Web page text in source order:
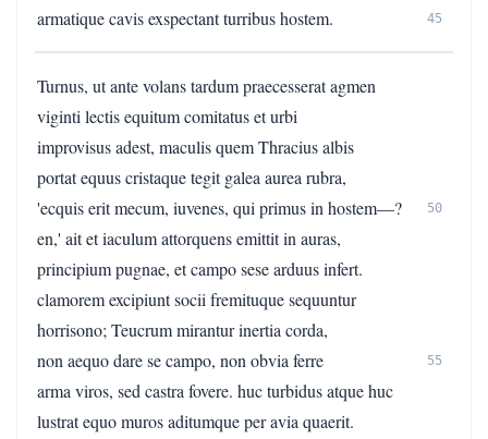
armatique cavis exspectant turribus hostem.
45
Turnus, ut ante volans tardum praecesserat agmen
viginti lectis equitum comitatus et urbi
improvisus adest, maculis quem Thracius albis
portat equus cristaque tegit galea aurea rubra,
'ecquis erit mecum, iuvenes, qui primus in hostem—?
50
en,' ait et iaculum attorquens emittit in auras,
principium pugnae, et campo sese arduus infert.
clamorem excipiunt socii fremituque sequuntur
horrisono; Teucrum mirantur inertia corda,
non aequo dare se campo, non obvia ferre
55
arma viros, sed castra fovere. huc turbidus atque huc
lustrat equo muros aditumque per avia quaerit.